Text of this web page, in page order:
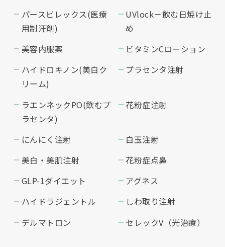
パースピレックス(医療
用制汗剤)
UVlock－飲む日焼け止
め
美容内服薬
ビタミンCローション
ハイドロキノン(美白ク
リーム)
プラセンタ注射
ラエンネックPO(飲むプ
ラセンタ)
花粉症注射
にんにく注射
白玉注射
美白・美肌注射
花粉症点鼻
GLP-1ダイエット
アグネス
ハイドラジェントル
しわ取り注射
デルマトロン
セレックV（光治療）